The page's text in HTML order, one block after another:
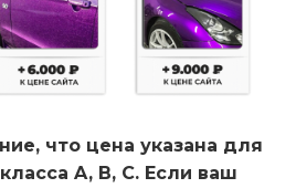
что цена указана для
A, B, C. Если ваш